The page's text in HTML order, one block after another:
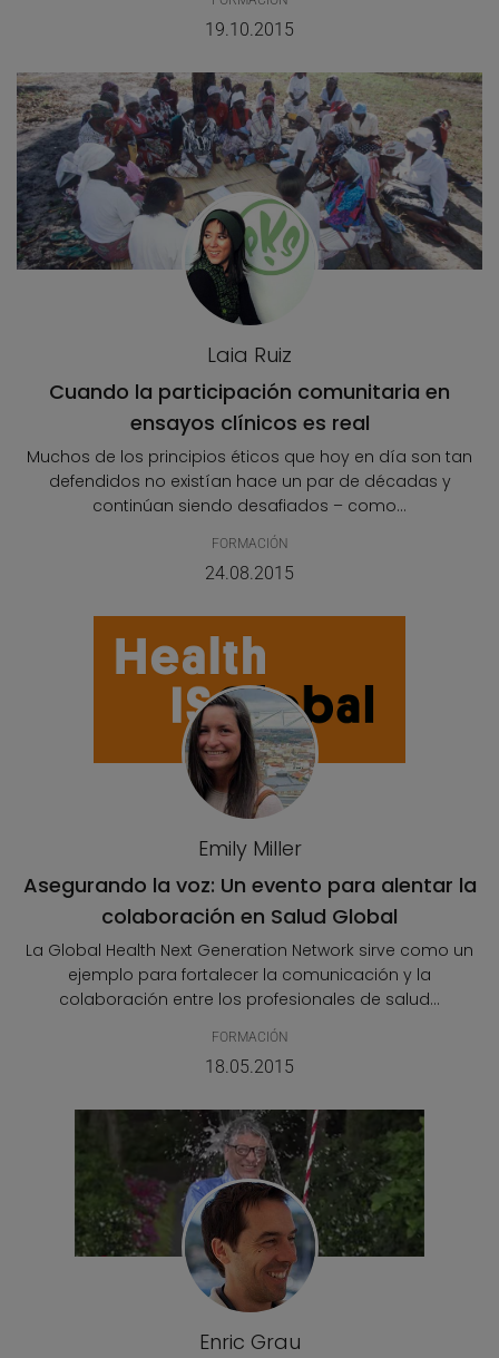
19.10.2015
Laia Ruiz
Cuando la participación comunitaria en
ensayos clínicos es real
Muchos de los principios éticos que hoy en día son tan
defendidos no existían hace un par de décadas y
continúan siendo desafiados – como...
FORMACIÓN
24.08.2015
Emily Miller
Asegurando la voz: Un evento para alentar la
colaboración en Salud Global
La Global Health Next Generation Network sirve como un
ejemplo para fortalecer la comunicación y la
colaboración entre los profesionales de salud...
FORMACIÓN
18.05.2015
Enric Grau